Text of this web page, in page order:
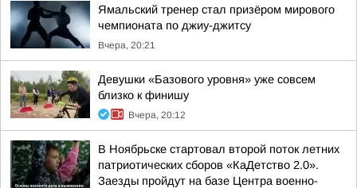
Ямальский тренер стал призёром мирового
чемпионата по джиу-джитсу
Вчера, 20:21
Девушки «Базового уровня» уже совсем
близко к финишу
Вчера, 20:12
В Ноябрьске стартовал второй поток летних
патриотических сборов «КаДетство 2.0».
Заезды пройдут на базе Центра военно-